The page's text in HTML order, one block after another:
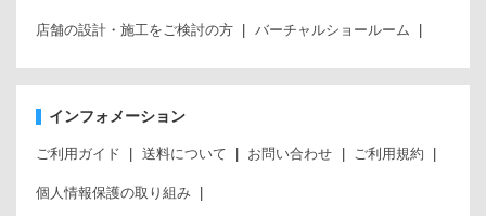
店舗の設計・施工をご検討の方 バーチャルショールーム
インフォメーション
ご利用ガイド 送料について お問い合わせ ご利用規約
個人情報保護の取り組み